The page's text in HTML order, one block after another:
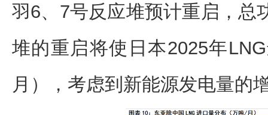
羽6、7号反应堆预计重启，总
堆的重启将使日本2025年
月），考虑到新能源发电量的